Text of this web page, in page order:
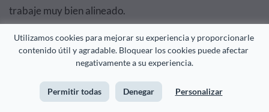
Utilizamos cookies para mejorar su experiencia y proporcionarle
contenido útil y agradable. Bloquear los cookies puede afectar
negativamente a su experiencia.
Permitir todas Denegar Personalizar
trabaje muy bien alineado.